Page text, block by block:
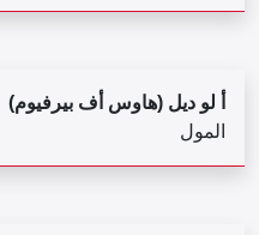
أ لو ديل (هاوس أف بيرفيوم)
المول